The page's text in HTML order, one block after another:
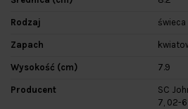
Rodzaj świeca
Zapach
Wysokość (cm) 7.9
Producent
SC
7, 02-